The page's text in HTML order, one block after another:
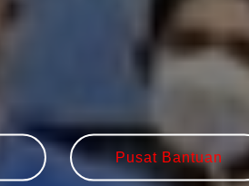
Pusat Bantuan